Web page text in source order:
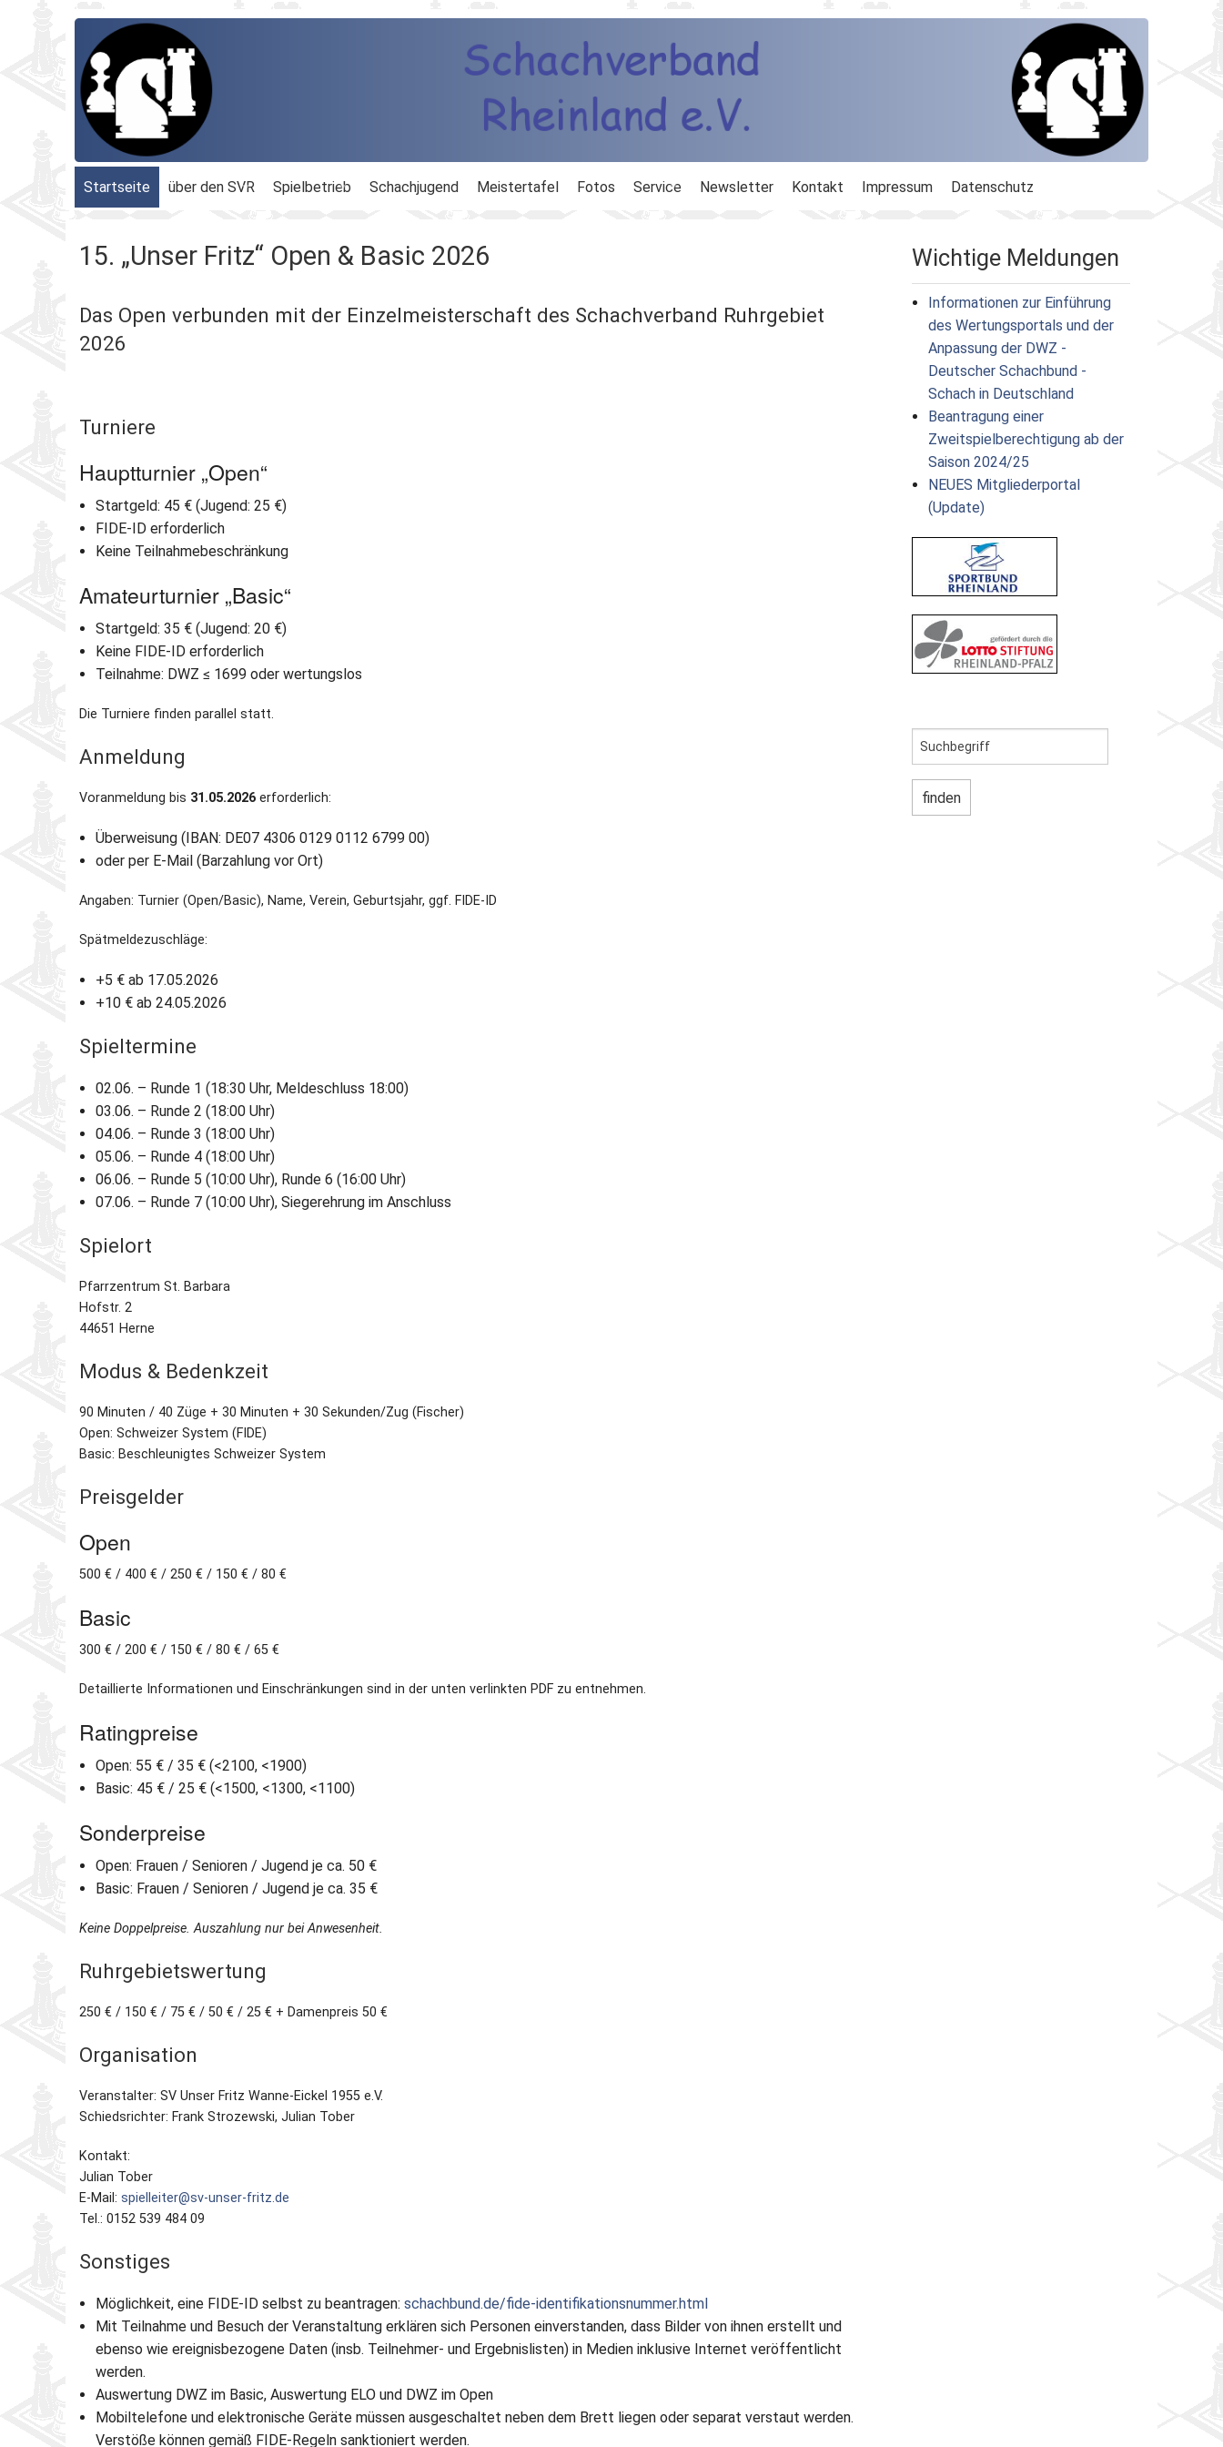
Startseite über den SVR
Beauftragte
Geschichte
Spielbetrieb
Rheinland-Ligen
Blitz-MM
Schachjugend Meistertafel Fotos Service
DWZ
Newsletter Kontakt Impressum Datenschutz
15. „Unser Fritz“ Open & Basic 2026
Das Open verbunden mit der Einzelmeisterschaft des Schachverband Ruhrgebiet
2026
Turniere
Hauptturnier „Open“
Startgeld: 45 € (Jugend: 25 €)
FIDE-ID erforderlich
Keine Teilnahmebeschränkung
Amateurturnier „Basic“
Startgeld: 35 € (Jugend: 20 €)
Keine FIDE-ID erforderlich
Teilnahme: DWZ ≤ 1699 oder wertungslos
Die Turniere finden parallel statt.
Anmeldung
Voranmeldung bis 31.05.2026 erforderlich:
Überweisung (IBAN: DE07 4306 0129 0112 6799 00)
oder per E-Mail (Barzahlung vor Ort)
Angaben: Turnier (Open/Basic), Name, Verein, Geburtsjahr, ggf. FIDE-ID
Spätmeldezuschläge:
+5 € ab 17.05.2026
+10 € ab 24.05.2026
Spieltermine
02.06. – Runde 1 (18:30 Uhr, Meldeschluss 18:00)
03.06. – Runde 2 (18:00 Uhr)
04.06. – Runde 3 (18:00 Uhr)
05.06. – Runde 4 (18:00 Uhr)
06.06. – Runde 5 (10:00 Uhr), Runde 6 (16:00 Uhr)
07.06. – Runde 7 (10:00 Uhr), Siegerehrung im Anschluss
Spielort
Pfarrzentrum St. Barbara
Hofstr. 2
44651 Herne
Modus & Bedenkzeit
90 Minuten / 40 Züge + 30 Minuten + 30 Sekunden/Zug (Fischer)
Open: Schweizer System (FIDE)
Basic: Beschleunigtes Schweizer System
Preisgelder
Open
500 € / 400 € / 250 € / 150 € / 80 €
Basic
300 € / 200 € / 150 € / 80 € / 65 €
Detaillierte Informationen und Einschränkungen sind in der unten verlinkten PDF zu entnehmen.
Ratingpreise
Open: 55 € / 35 € (<2100, <1900)
Basic: 45 € / 25 € (<1500, <1300, <1100)
Sonderpreise
Open: Frauen / Senioren / Jugend je ca. 50 €
Basic: Frauen / Senioren / Jugend je ca. 35 €
Keine Doppelpreise. Auszahlung nur bei Anwesenheit.
Ruhrgebietswertung
250 € / 150 € / 75 € / 50 € / 25 € + Damenpreis 50 €
Organisation
Veranstalter: SV Unser Fritz Wanne-Eickel 1955 e.V.
Schiedsrichter: Frank Strozewski, Julian Tober
Kontakt:
Julian Tober
E-Mail: spielleiter@sv-unser-fritz.de
Tel.: 0152 539 484 09
Sonstiges
Möglichkeit, eine FIDE-ID selbst zu beantragen: schachbund.de/fide-identifikationsnummer.html
Mit Teilnahme und Besuch der Veranstaltung erklären sich Personen einverstanden, dass Bilder von ihnen erstellt und
ebenso wie ereignisbezogene Daten (insb. Teilnehmer- und Ergebnislisten) in Medien inklusive Internet veröffentlicht
werden.
Auswertung DWZ im Basic, Auswertung ELO und DWZ im Open
Mobiltelefone und elektronische Geräte müssen ausgeschaltet neben dem Brett liegen oder separat verstaut werden.
Verstöße können gemäß FIDE-Regeln sanktioniert werden.
Wichtige Meldungen
Informationen zur Einführung
des Wertungsportals und der
Anpassung der DWZ -
Deutscher Schachbund -
Schach in Deutschland
Beantragung einer
Zweitspielberechtigung ab der
Saison 2024/25
NEUES Mitgliederportal
(Update)